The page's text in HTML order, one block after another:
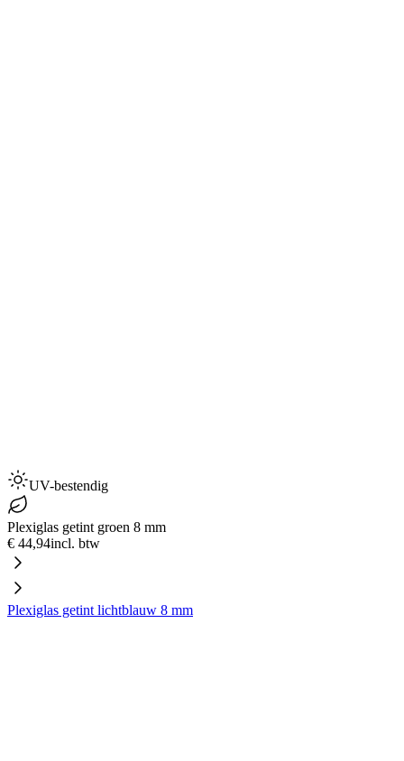
UV-bestendig
Plexiglas getint groen 8 mm
€ 44,94incl. btw
Plexiglas getint lichtblauw 8 mm